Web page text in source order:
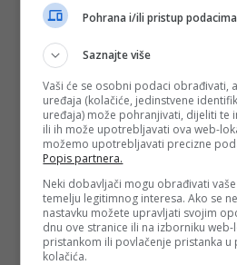
uznemiravanju, štiteći dignitet žena
retraumatizaciji. Nekima je “zafalila”
poruka koja bi, ponavljam, samo
Pohvale zaslužuje i glavni urednik
Klarić , koji nije kalkulisao sa
informacija od interesa za javnost.
Naravno da sam zbog imena
jednu druguMilenu, Radulović ,
nazvati revolucija koja se dogodila
pomoći nekim djevojčicama koje
svijetu u kojem će Matanića i njemu
Pohrana i/ili pristup
Saznajte više
Vaši će se osobni podaci obrađivati,
uređaja (kolačiće, jedinstvene
uređaja) može pohranjivati, dijeliti te
ili ih može upotrebljavati ova web-
možemo upotrebljavati precizne
Popis partnera.
Neki dobavljači mogu obrađivati
temelju legitimnog interesa. Ako se
nastavku možete upravljati svojim
dnu ove stranice ili na izborniku
pristankom ili povlačenje pristanka
kolačića.